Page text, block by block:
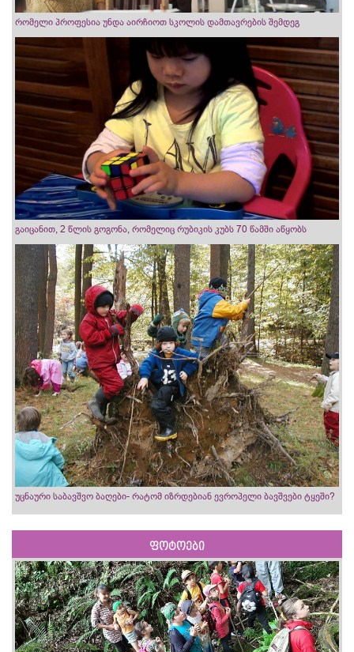
რომელი პროფესია უნდა აირჩიოთ სკოლის დამთავრების შემდეგ
გაიცანით, 2 წლის გოგონა, რომელიც რუბიკის კუბს 70 წამში აწყობს
უცნაური საბავშვო ბაღები- რატომ იზრდებიან ევროპელი ბავშვები ტყეში?
ფოტოები